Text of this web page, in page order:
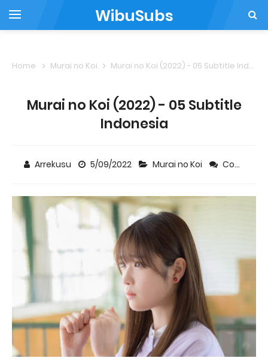
WibuSubs
Home Murai no Koi Murai no Koi (2022) - 05 Subtitle Indonesia
Murai no Koi (2022) - 05 Subtitle
Indonesia
Arrekusu 5/09/2022 Murai no Koi Comment